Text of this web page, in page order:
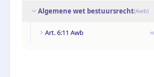
Algemene wet bestuursrecht(Awb)
Art. 6:11 Awb